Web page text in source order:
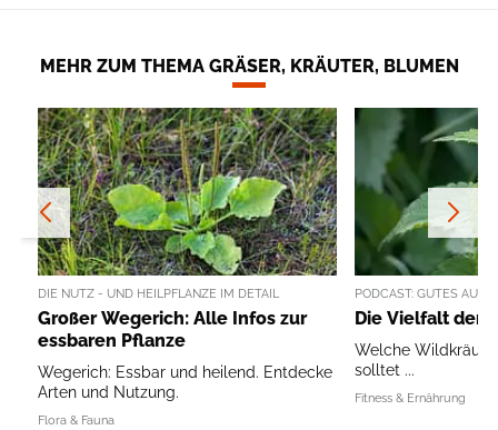
MEHR ZUM THEMA GRÄSER, KRÄUTER, BLUMEN
DIE NUTZ - UND HEILPFLANZE IM DETAIL
Großer Wegerich: Alle Infos zur
essbaren Pflanze
Wegerich: Essbar und heilend. Entdecke
Arten und Nutzung.
Flora & Fauna
PODCAST: GUTES AUS
Die Vielfalt der
Welche
solltet ...
Fitness & Ernährung